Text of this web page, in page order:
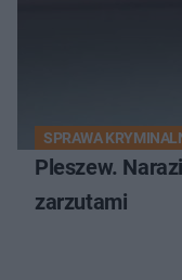
SPRAWA
Pleszew.
zarzutami